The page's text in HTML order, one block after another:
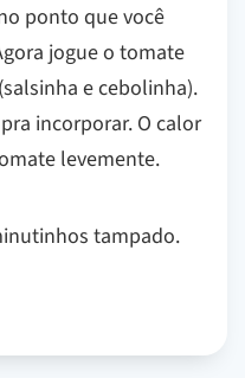
ponto que você
jogue o tomate
e cebolinha).
incorporar. O calor
levemente.
tampado.